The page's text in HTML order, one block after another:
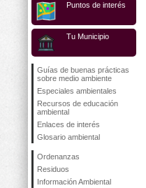
Puntos de interés
Tu Municipio
Guías de buenas prácticas
sobre medio ambiente
Especiales ambientales
Recursos de educación
ambiental
Enlaces de interés
Glosario ambiental
Ordenanzas
Residuos
Información Ambiental